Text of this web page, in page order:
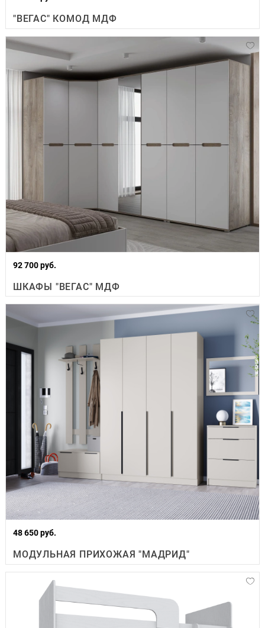
"ВЕГАС" КОМОД МДФ
92 700 руб.
ШКАФЫ "ВЕГАС" МДФ
48 650 руб.
МОДУЛЬНАЯ ПРИХОЖАЯ "МАДРИД"